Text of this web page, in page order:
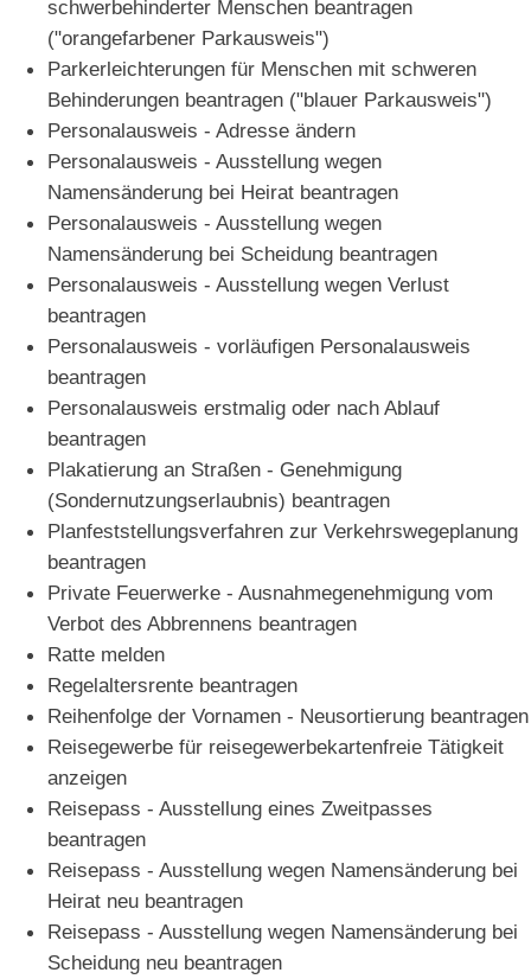
schwerbehinderter Menschen beantragen
("orangefarbener Parkausweis")
Parkerleichterungen für Menschen mit schweren
Behinderungen beantragen ("blauer Parkausweis")
Personalausweis - Adresse ändern
Personalausweis - Ausstellung wegen
Namensänderung bei Heirat beantragen
Personalausweis - Ausstellung wegen
Namensänderung bei Scheidung beantragen
Personalausweis - Ausstellung wegen Verlust
beantragen
Personalausweis - vorläufigen Personalausweis
beantragen
Personalausweis erstmalig oder nach Ablauf
beantragen
Plakatierung an Straßen - Genehmigung
(Sondernutzungserlaubnis) beantragen
Planfeststellungsverfahren zur Verkehrswegeplanung
beantragen
Private Feuerwerke - Ausnahmegenehmigung vom
Verbot des Abbrennens beantragen
Ratte melden
Regelaltersrente beantragen
Reihenfolge der Vornamen - Neusortierung beantragen
Reisegewerbe für reisegewerbekartenfreie Tätigkeit
anzeigen
Reisepass - Ausstellung eines Zweitpasses
beantragen
Reisepass - Ausstellung wegen Namensänderung bei
Heirat neu beantragen
Reisepass - Ausstellung wegen Namensänderung bei
Scheidung neu beantragen